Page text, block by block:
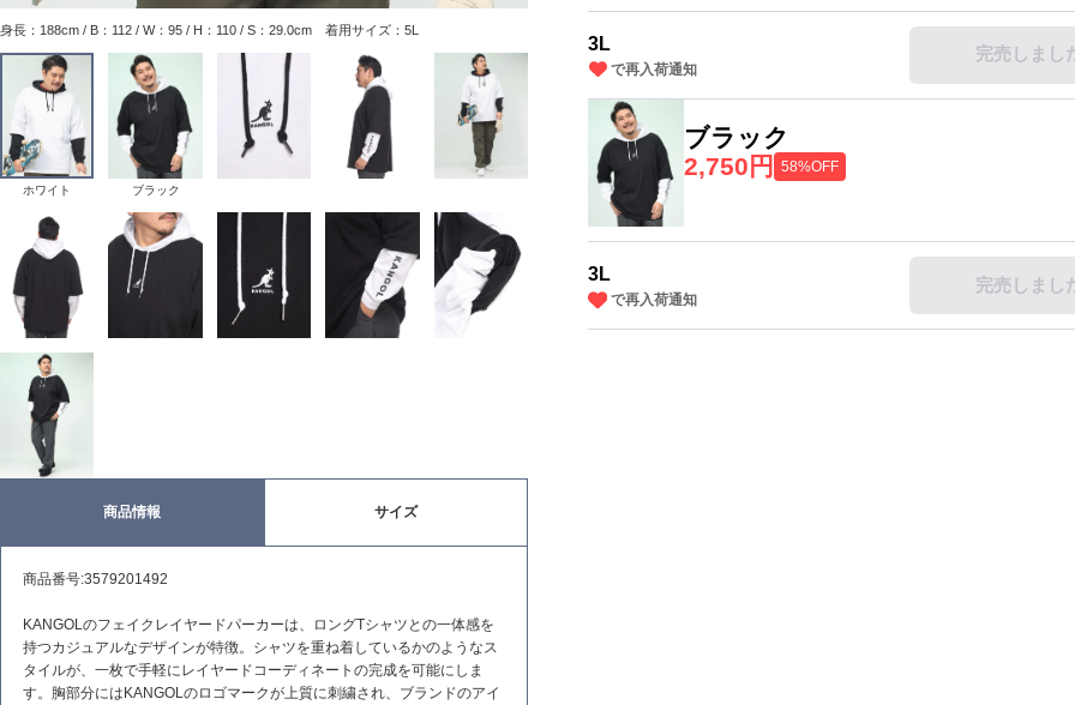
3L
で再入荷通知
完売しまし
ブラック
2,750円
58%OFF
3L
で再入荷通知
完売しまし
身長：188cm / B：112 / W：95 / H：110 / S：29.0cm 着用サイズ：5L
ホワイト ブラック
商品情報 サイズ
商品番号:3579201492
KANGOLのフェイクレイヤードパーカーは、ロングTシャツとの一体感を
持つカジュアルなデザインが特徴。シャツを重ね着しているかのようなス
タイルが、一枚で手軽にレイヤードコーディネートの完成を可能にしま
す。胸部分にはKANGOLのロゴマークが上質に刺繍され、ブランドのアイ